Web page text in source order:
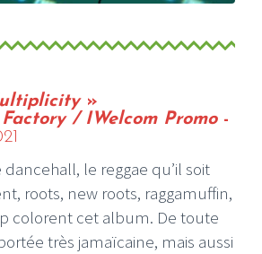
»
/ IWelcom Promo -
le reggae qu’il soit
roots, new roots, raggamuffin,
colorent cet album. De toute
très jamaïcaine, mais aussi